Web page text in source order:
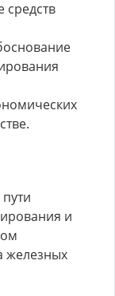
средств
и
железных